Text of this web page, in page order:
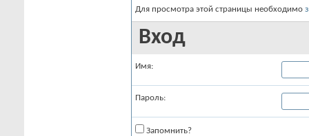
Для просмотра этой страницы необходимо
Вход
Имя:
Пароль:
Запомнить?